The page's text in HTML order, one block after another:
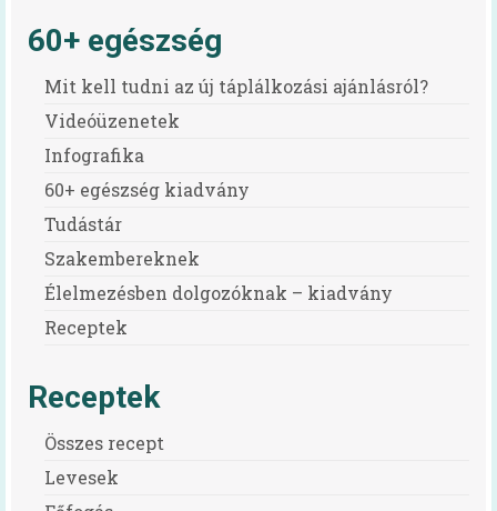
HAPPY-hét, 2021
HAPPY-hét, 2019
Előzmény (HAPPY, 2007)
Kapcsolat
Egészséges táplálkozást ösztönző iskola
Iskolai feltételrendszer és jó gyakorlatok
(toolkit)
Egészséges táplálkozás otthon és az
iskolában (kiadvány)
60+ egészség
Mit kell tudni az új táplálkozási ajánlásról?
Videóüzenetek
Infografika
60+ egészség kiadvány
Tudástár
Szakembereknek
Élelmezésben dolgozóknak – kiadvány
Receptek
Receptek
Összes recept
Levesek